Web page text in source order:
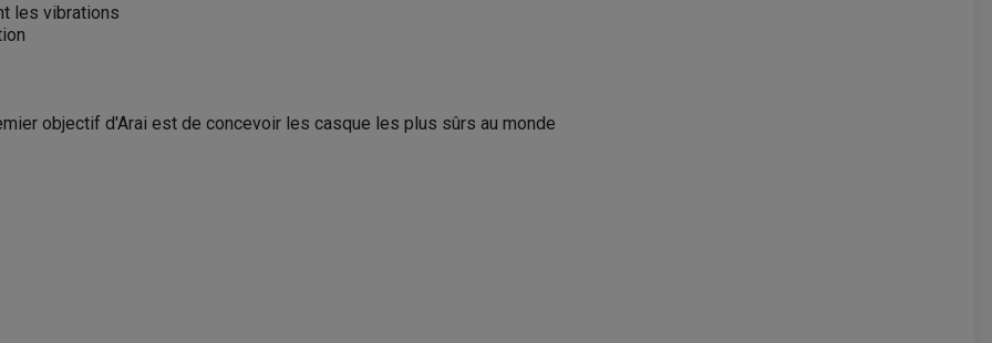
les vibrations
objectif d'Arai est de concevoir les casque les plus sûrs au monde